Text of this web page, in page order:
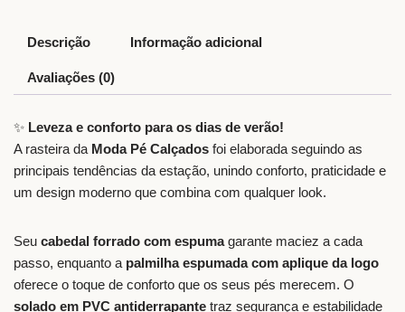
Descrição Informação adicional
Avaliações (0)
✨ Leveza e conforto para os dias de verão!
A rasteira da Moda Pé Calçados foi elaborada seguindo as
principais tendências da estação, unindo conforto, praticidade e
um design moderno que combina com qualquer look.
Seu cabedal forrado com espumagarante maciez a cada
passo, enquanto a palmilha espumada com aplique da logo
oferece o toque de conforto que os seus pés merecem. O
solado em PVC antiderrapante traz segurança e estabilidade